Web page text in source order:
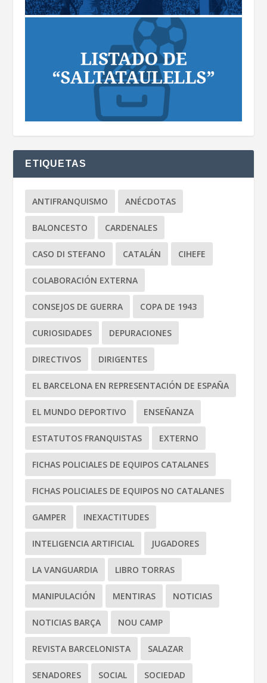
ETIQUETAS
ANTIFRANQUISMO ANÉCDOTAS
BALONCESTO CARDENALES
CASO DI STEFANO CATALÁN CIHEFE
COLABORACIÓN EXTERNA
CONSEJOS DE GUERRA COPA DE 1943
CURIOSIDADES DEPURACIONES
DIRECTIVOS DIRIGENTES
EL BARCELONA EN REPRESENTACIÓN DE ESPAÑA
EL MUNDO DEPORTIVO ENSEÑANZA
ESTATUTOS FRANQUISTAS EXTERNO
FICHAS POLICIALES DE EQUIPOS CATALANES
FICHAS POLICIALES DE EQUIPOS NO CATALANES
GAMPER INEXACTITUDES
INTELIGENCIA ARTIFICIAL JUGADORES
LA VANGUARDIA LIBRO TORRAS
MANIPULACIÓN MENTIRAS NOTICIAS
NOTICIAS BARÇA NOU CAMP
REVISTA BARCELONISTA SALAZAR
SENADORES SOCIAL SOCIEDAD